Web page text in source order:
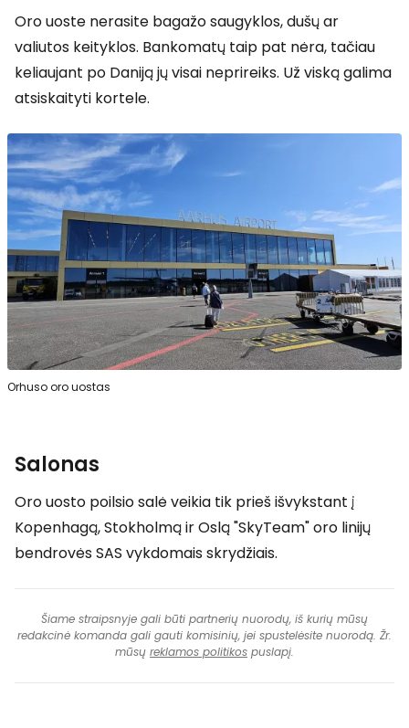
Oro uoste nerasite bagažo saugyklos, dušų ar
valiutos keityklos. Bankomatų taip pat nėra, tačiau
keliaujant po Daniją jų visai neprireiks. Už viską galima
atsiskaityti kortele.
Orhuso oro uostas
Salonas
Oro uosto poilsio salė veikia tik prieš išvykstant į
Kopenhagą, Stokholmą ir Oslą "SkyTeam" oro linijų
bendrovės SAS vykdomais skrydžiais.
Šiame straipsnyje gali būti partnerių nuorodų, iš kurių mūsų
redakcinė komanda gali gauti komisinių, jei spustelėsite nuorodą. Žr.
mūsų reklamos politikos puslapį.